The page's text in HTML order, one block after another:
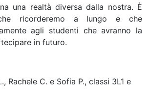
una realtà diversa dalla nostra. È
che ricorderemo a lungo e che
agli studenti che avranno la
in futuro.
Rachele C. e Sofia P., classi 3L1 e